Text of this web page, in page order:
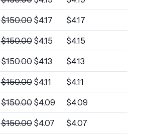
$150.00 $4.17 $4.17
$150.00 $4.15 $4.15
$150.00 $4.13 $4.13
$150.00 $4.11 $4.11
$150.00 $4.09 $4.09
$150.00 $4.07 $4.07